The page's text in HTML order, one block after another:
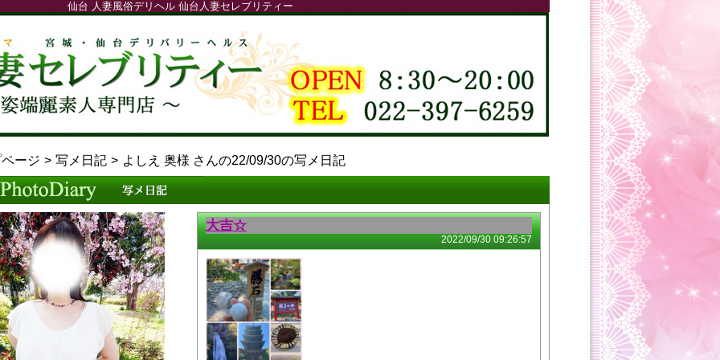
仙台 人妻風俗デリヘル 仙台人妻セレブリティー
ージ 写メ日記 よしえ 奥様 さんの22/09/30の写メ日記
大吉☆
2022/09/30 09:26:57